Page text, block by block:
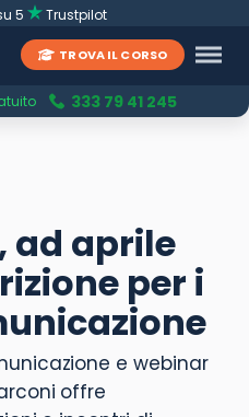
5 Trustpilot
TROVA IL CORSO
333 79 41 245
ad aprile
per i
e webinar
offre